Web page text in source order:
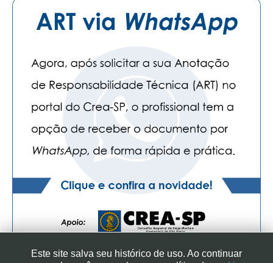
Este site salva seu histórico de uso. Ao continuar